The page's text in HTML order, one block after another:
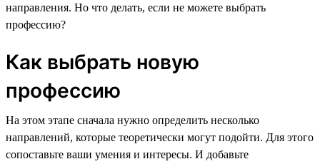
направления. Но что делать, если не можете выбрать
профессию?
Как выбрать новую
профессию
На этом этапе сначала нужно определить несколько
направлений, которые теоретически могут подойти. Для этого
сопоставьте ваши умения и интересы. И добавьте